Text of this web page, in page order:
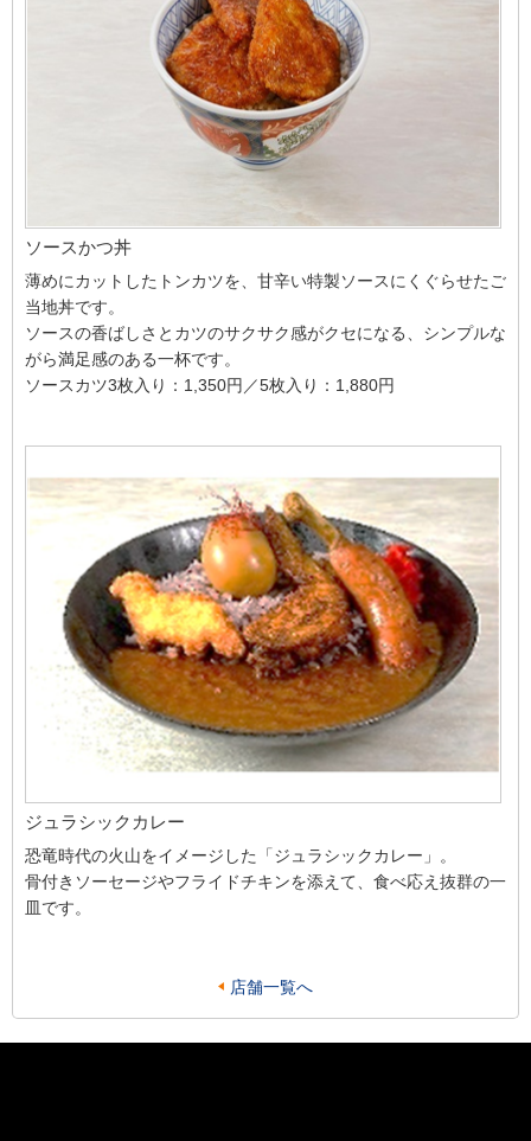
ソースかつ丼
薄めにカットしたトンカツを、甘辛い特製ソースにくぐらせたご
当地丼です。
ソースの香ばしさとカツのサクサク感がクセになる、シンプルな
がら満足感のある一杯です。
ソースカツ3枚入り：1,350円／5枚入り：1,880円
ジュラシックカレー
恐竜時代の火山をイメージした「ジュラシックカレー」。
骨付きソーセージやフライドチキンを添えて、食べ応え抜群の一
皿です。
店舗一覧へ